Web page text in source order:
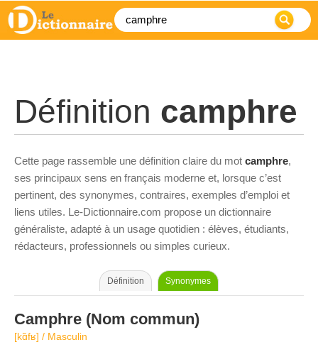
Définition camphre
Cette page rassemble une définition claire du mot camphre,
ses principaux sens en français moderne et, lorsque c’est
pertinent, des synonymes, contraires, exemples d’emploi et
liens utiles. Le-Dictionnaire.com propose un dictionnaire
généraliste, adapté à un usage quotidien : élèves, étudiants,
rédacteurs, professionnels ou simples curieux.
Définition Synonymes
Camphre (Nom commun)
[kɑ̃fʁ] / Masculin